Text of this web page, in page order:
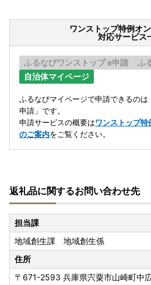
ワンストップ特例オ
対応サービス
ふるなびワンストップ e申請
ふ
自治体マイページ
ふるなびマイページで申請できるの
申請」です。
申請サービスの概要はワンストップ特
のご案内をご覧ください。
返礼品に関するお問い合わせ先
担当課
地域創生課 地域創生係
住所
〒671-2593 兵庫県宍粟市山崎町中